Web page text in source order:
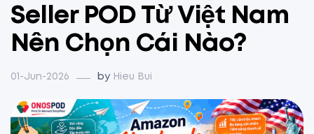
Seller POD Từ Việt Nam
Nên Chọn Cái Nào?
01-Jun-2026 by Hieu Bui